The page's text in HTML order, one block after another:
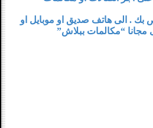
بك . الى هاتف صديق او موبايل او
“مكالمات ببلاش”